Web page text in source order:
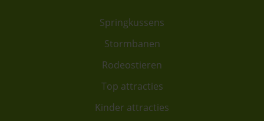
Springkussens
Stormbanen
Rodeostieren
Top attracties
Kinder attracties